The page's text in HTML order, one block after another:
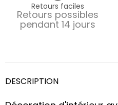
Retours faciles
Retours possibles
pendant 14 jours
DESCRIPTION